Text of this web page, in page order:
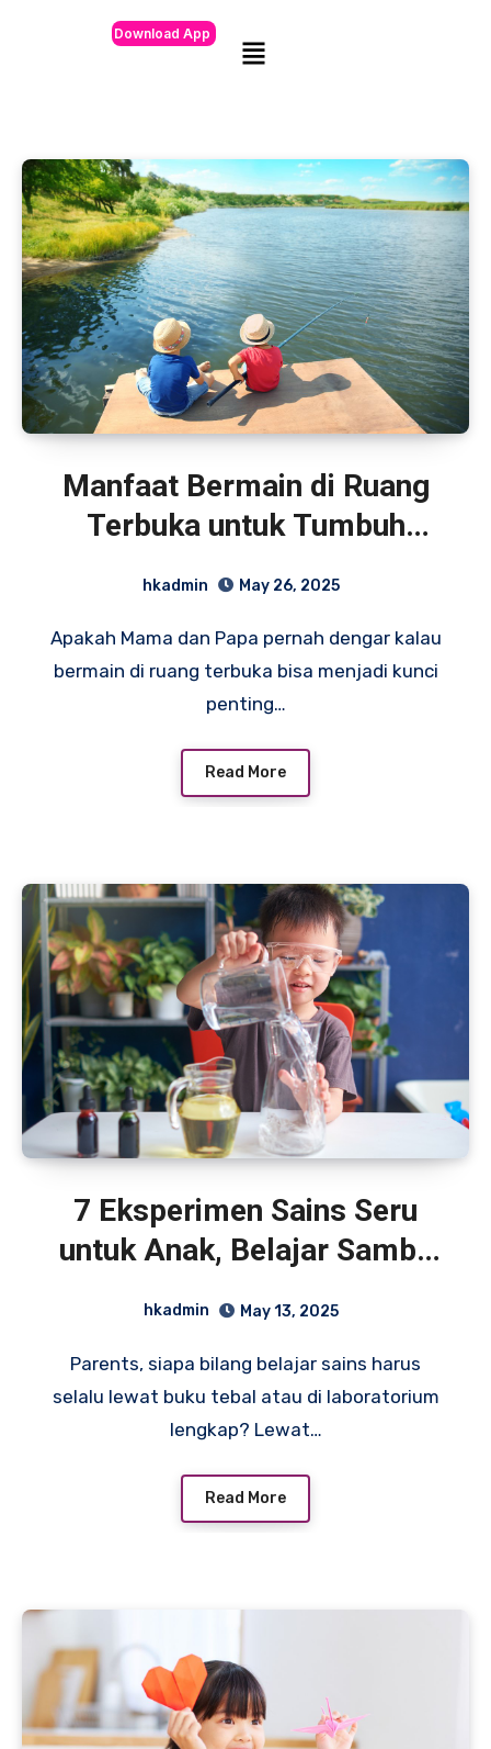
Download App
Manfaat Bermain di Ruang
Terbuka untuk Tumbuh
hkadmin May 26, 2025
Apakah Mama dan Papa pernah dengar kalau
bermain di ruang terbuka bisa menjadi kunci
penting…
Read More
7 Eksperimen Sains Seru
untuk Anak, Belajar Sambil
hkadmin May 13, 2025
Parents, siapa bilang belajar sains harus
selalu lewat buku tebal atau di laboratorium
lengkap? Lewat…
Read More